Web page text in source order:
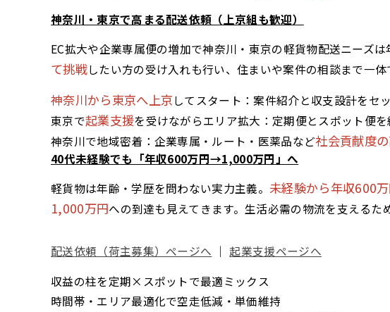
神奈川・東京で高まる配送依頼（上京組も歓迎）
EC拡大や企業専属便の増加で神奈川・東京の軽貨物配送ニーズ
て挑戦したい方の受け入れも行い、住まいや案件の相談まで一体
神奈川から東京へ上京してスタート：案件紹介と収支設計をセ
東京で起業支援を受けながらエリア拡大：定期便とスポット便
神奈川で地域密着：企業専属・ルート・医薬品など社会貢献度
40代未経験でも「年収600万円→1,000万円」へ
軽貨物は年齢・学歴を問わない実力主義。 未経験から年収600
1,000万円への到達も見えてきます。生活必需の物流を支えるた
配送依頼（荷主募集）ページへ ｜起業支援ページへ
収益の柱を定期×スポットで最適ミックス
時間帯・エリア最適化で空走低減・単価維持